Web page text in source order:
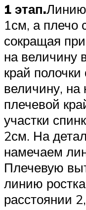
1 этап.
1см, а плечо
сокращая
на величину
край
величину, на
плечевой
участки
2см. На
намечаем
Плечевую
линию
расстоянии